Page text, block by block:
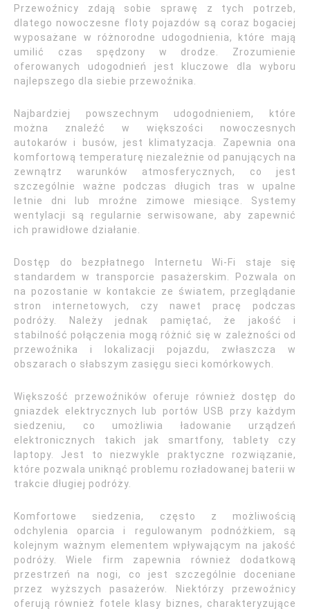
Przewoźnicy zdają sobie sprawę z tych potrzeb,
dlatego nowoczesne floty pojazdów są coraz bogaciej
wyposażane w różnorodne udogodnienia, które mają
umilić czas spędzony w drodze. Zrozumienie
oferowanych udogodnień jest kluczowe dla wyboru
najlepszego dla siebie przewoźnika.
Najbardziej powszechnym udogodnieniem, które
można znaleźć w większości nowoczesnych
autokarów i busów, jest klimatyzacja. Zapewnia ona
komfortową temperaturę niezależnie od panujących na
zewnątrz warunków atmosferycznych, co jest
szczególnie ważne podczas długich tras w upalne
letnie dni lub mroźne zimowe miesiące. Systemy
wentylacji są regularnie serwisowane, aby zapewnić
ich prawidłowe działanie.
Dostęp do bezpłatnego Internetu Wi-Fi staje się
standardem w transporcie pasażerskim. Pozwala on
na pozostanie w kontakcie ze światem, przeglądanie
stron internetowych, czy nawet pracę podczas
podróży. Należy jednak pamiętać, że jakość i
stabilność połączenia mogą różnić się w zależności od
przewoźnika i lokalizacji pojazdu, zwłaszcza w
obszarach o słabszym zasięgu sieci komórkowych.
Większość przewoźników oferuje również dostęp do
gniazdek elektrycznych lub portów USB przy każdym
siedzeniu, co umożliwia ładowanie urządzeń
elektronicznych takich jak smartfony, tablety czy
laptopy. Jest to niezwykle praktyczne rozwiązanie,
które pozwala uniknąć problemu rozładowanej baterii w
trakcie długiej podróży.
Komfortowe siedzenia, często z możliwością
odchylenia oparcia i regulowanym podnóżkiem, są
kolejnym ważnym elementem wpływającym na jakość
podróży. Wiele firm zapewnia również dodatkową
przestrzeń na nogi, co jest szczególnie doceniane
przez wyższych pasażerów. Niektórzy przewoźnicy
oferują również fotele klasy biznes, charakteryzujące